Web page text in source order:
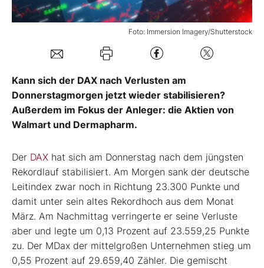
Foto: Immersion Imagery/Shutterstock
Kann sich der DAX nach Verlusten am
Donnerstagmorgen jetzt wieder stabilisieren?
Außerdem im Fokus der Anleger: die Aktien von
Walmart und Dermapharm.
Der DAX hat sich am Donnerstag nach dem jüngsten
Rekordlauf stabilisiert. Am Morgen sank der deutsche
Leitindex zwar noch in Richtung 23.300 Punkte und
damit unter sein altes Rekordhoch aus dem Monat
März. Am Nachmittag verringerte er seine Verluste
aber und legte um 0,13 Prozent auf 23.559,25 Punkte
zu. Der MDax der mittelgroßen Unternehmen stieg um
0,55 Prozent auf 29.659,40 Zähler. Die gemischt